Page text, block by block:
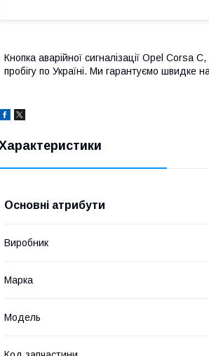
Кнопка аварійної сигналізації Opel Corsa
пробігу по Україні. Ми гарантуємо швидке
Основні атрибути
Виробник
Марка
Модель